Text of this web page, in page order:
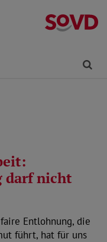
darf nicht
Entlohnung, die
führt, hat für uns